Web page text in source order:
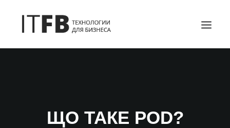
ІТ ПОСЛУГИ
ЩО ТАКЕ POD?